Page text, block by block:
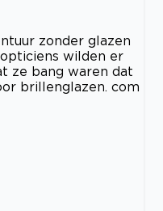
zonder glazen
wilden er
ze bang waren dat
brillenglazen. com